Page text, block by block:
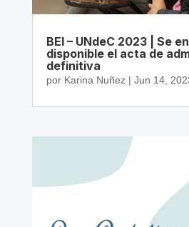
BEI – UNdeC 2023 | Se
disponible el acta de
definitiva
por Karina Nuñez| Jun 14,